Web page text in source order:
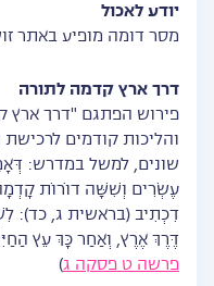
יודע לאכול
מסר דומה מופיע באתר
דרך ארץ קדמה לתורה
פירוש הפתגם "דרך ארץ
והליכות קודמים
שונים, למשל במדרש:
עֶשְׂרִים וְשִׁשָּׁה דוֹרוֹת
דִכְתִיב (בראשית ג, כד):
דֶּרֶךְ אֶרֶץ, וְאַחַר כָּךְ עֵץ
פרשה ט פסקה ג)